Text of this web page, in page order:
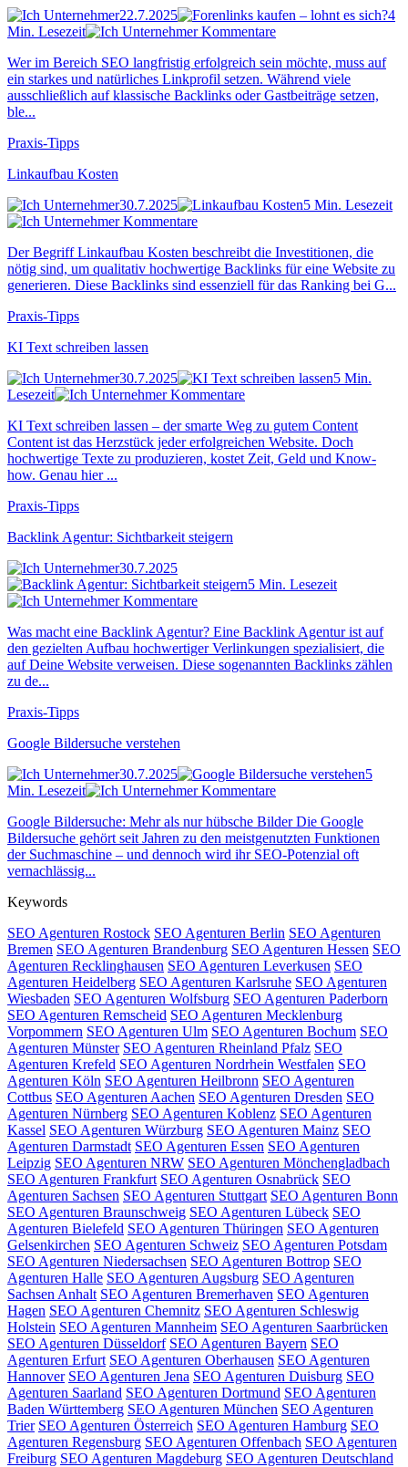
22.7.2025
4
Min. Lesezeit
Kommentare
Wer im Bereich SEO langfristig erfolgreich sein möchte, muss auf
ein starkes und natürliches Linkprofil setzen. Während viele
ausschließlich auf klassische Backlinks oder Gastbeiträge setzen,
ble...
Praxis-Tipps
Linkaufbau Kosten
30.7.2025
5 Min. Lesezeit
Kommentare
Der Begriff Linkaufbau Kosten beschreibt die Investitionen, die
nötig sind, um qualitativ hochwertige Backlinks für eine Website zu
generieren. Diese Backlinks sind essenziell für das Ranking bei G...
Praxis-Tipps
KI Text schreiben lassen
30.7.2025
5 Min.
Lesezeit
Kommentare
KI Text schreiben lassen – der smarte Weg zu gutem Content
Content ist das Herzstück jeder erfolgreichen Website. Doch
hochwertige Texte zu produzieren, kostet Zeit, Geld und Know-
how. Genau hier ...
Praxis-Tipps
Backlink Agentur: Sichtbarkeit steigern
30.7.2025
5 Min. Lesezeit
Kommentare
Was macht eine Backlink Agentur? Eine Backlink Agentur ist auf
den gezielten Aufbau hochwertiger Verlinkungen spezialisiert, die
auf Deine Website verweisen. Diese sogenannten Backlinks zählen
zu de...
Praxis-Tipps
Google Bildersuche verstehen
30.7.2025
5
Min. Lesezeit
Kommentare
Google Bildersuche: Mehr als nur hübsche Bilder Die Google
Bildersuche gehört seit Jahren zu den meistgenutzten Funktionen
der Suchmaschine – und dennoch wird ihr SEO-Potenzial oft
vernachlässig...
Keywords
SEO Agenturen Rostock SEO Agenturen Berlin SEO Agenturen
Bremen SEO Agenturen Brandenburg SEO Agenturen Hessen SEO
Agenturen Recklinghausen SEO Agenturen Leverkusen SEO
Agenturen Heidelberg SEO Agenturen Karlsruhe SEO Agenturen
Wiesbaden SEO Agenturen Wolfsburg SEO Agenturen Paderborn
SEO Agenturen Remscheid SEO Agenturen Mecklenburg
Vorpommern SEO Agenturen Ulm SEO Agenturen Bochum SEO
Agenturen Münster SEO Agenturen Rheinland Pfalz SEO
Agenturen Krefeld SEO Agenturen Nordrhein Westfalen SEO
Agenturen Köln SEO Agenturen Heilbronn SEO Agenturen
Cottbus SEO Agenturen Aachen SEO Agenturen Dresden SEO
Agenturen Nürnberg SEO Agenturen Koblenz SEO Agenturen
Kassel SEO Agenturen Würzburg SEO Agenturen Mainz SEO
Agenturen Darmstadt SEO Agenturen Essen SEO Agenturen
Leipzig SEO Agenturen NRW SEO Agenturen Mönchengladbach
SEO Agenturen Frankfurt SEO Agenturen Osnabrück SEO
Agenturen Sachsen SEO Agenturen Stuttgart SEO Agenturen Bonn
SEO Agenturen Braunschweig SEO Agenturen Lübeck SEO
Agenturen Bielefeld SEO Agenturen Thüringen SEO Agenturen
Gelsenkirchen SEO Agenturen Schweiz SEO Agenturen Potsdam
SEO Agenturen Niedersachsen SEO Agenturen Bottrop SEO
Agenturen Halle SEO Agenturen Augsburg SEO Agenturen
Sachsen Anhalt SEO Agenturen Bremerhaven SEO Agenturen
Hagen SEO Agenturen Chemnitz SEO Agenturen Schleswig
Holstein SEO Agenturen Mannheim SEO Agenturen Saarbrücken
SEO Agenturen Düsseldorf SEO Agenturen Bayern SEO
Agenturen Erfurt SEO Agenturen Oberhausen SEO Agenturen
Hannover SEO Agenturen Jena SEO Agenturen Duisburg SEO
Agenturen Saarland SEO Agenturen Dortmund SEO Agenturen
Baden Württemberg SEO Agenturen München SEO Agenturen
Trier SEO Agenturen Österreich SEO Agenturen Hamburg SEO
Agenturen Regensburg SEO Agenturen Offenbach SEO Agenturen
Freiburg SEO Agenturen Magdeburg SEO Agenturen Deutschland